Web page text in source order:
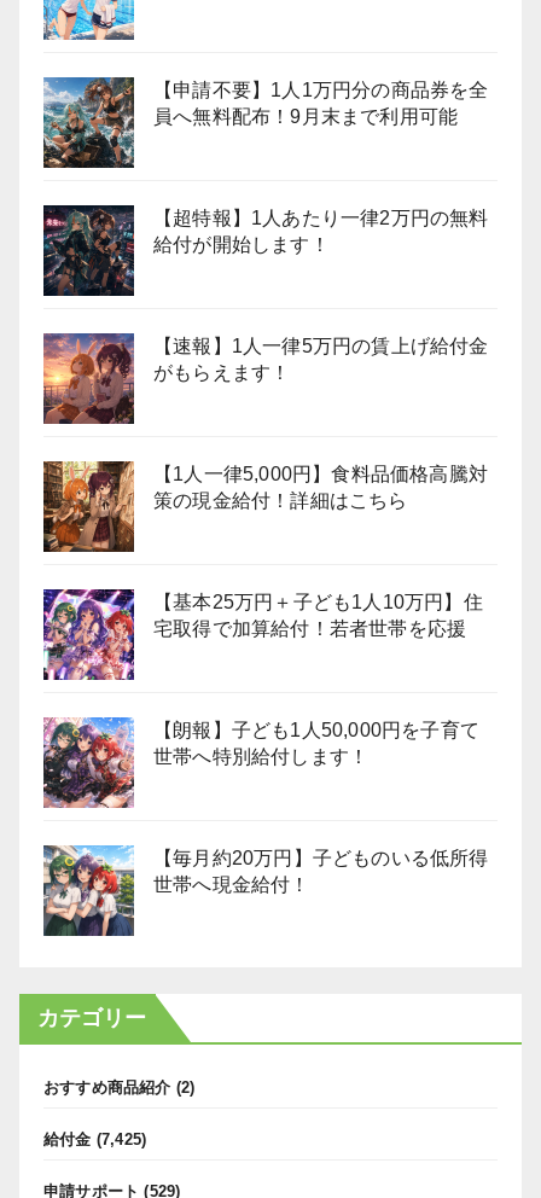
【申請不要】1人1万円分の商品券を全
員へ無料配布！9月末まで利用可能
【超特報】1人あたり一律2万円の無料
給付が開始します！
【速報】1人一律5万円の賃上げ給付金
がもらえます！
【1人一律5,000円】食料品価格高騰対
策の現金給付！詳細はこちら
【基本25万円＋子ども1人10万円】住
宅取得で加算給付！若者世帯を応援
【朗報】子ども1人50,000円を子育て
世帯へ特別給付します！
【毎月約20万円】子どものいる低所得
世帯へ現金給付！
カテゴリー
おすすめ商品紹介 (2)
給付金 (7,425)
申請サポート (529)